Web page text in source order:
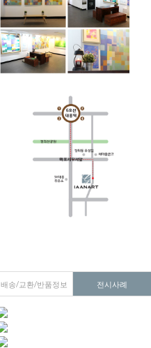
배송/교환/반품정보 전시사례